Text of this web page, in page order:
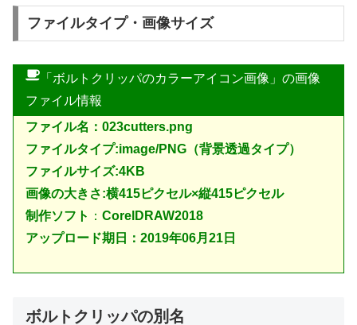
ファイルタイプ・画像サイズ
「ボルトクリッパのカラーアイコン画像」の画像
ファイル情報
ファイル名：023cutters.png
ファイルタイプ:image/PNG（背景透過タイプ）
ファイルサイズ:4KB
画像の大きさ:横415ピクセル×縦415ピクセル
制作ソフト ： CorelDRAW2018
アップロード期日：2019年06月21日
ボルトクリッパの別名